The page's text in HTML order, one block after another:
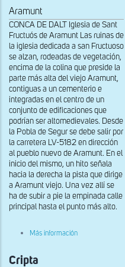
Aramunt
CONCA DE DALT Iglesia de Sant
Fructuós de Aramunt Las ruinas de
la iglesia dedicada a san Fructuoso
se alzan, rodeadas de vegetación,
encima de la colina que preside la
parte más alta del viejo Aramunt,
contiguas a un cementerio e
integradas en el centro de un
conjunto de edificaciones que
podrían ser altomedievales. Desde
la Pobla de Segur se debe salir por
la carretera LV-5182 en dirección
al pueblo nuevo de Aramunt. En el
inicio del mismo, un hito señala
hacia la derecha la pista que dirige
a Aramunt viejo. Una vez allí se
ha de subir a pie la empinada calle
principal hasta el punto más alto.
Más información
Cripta